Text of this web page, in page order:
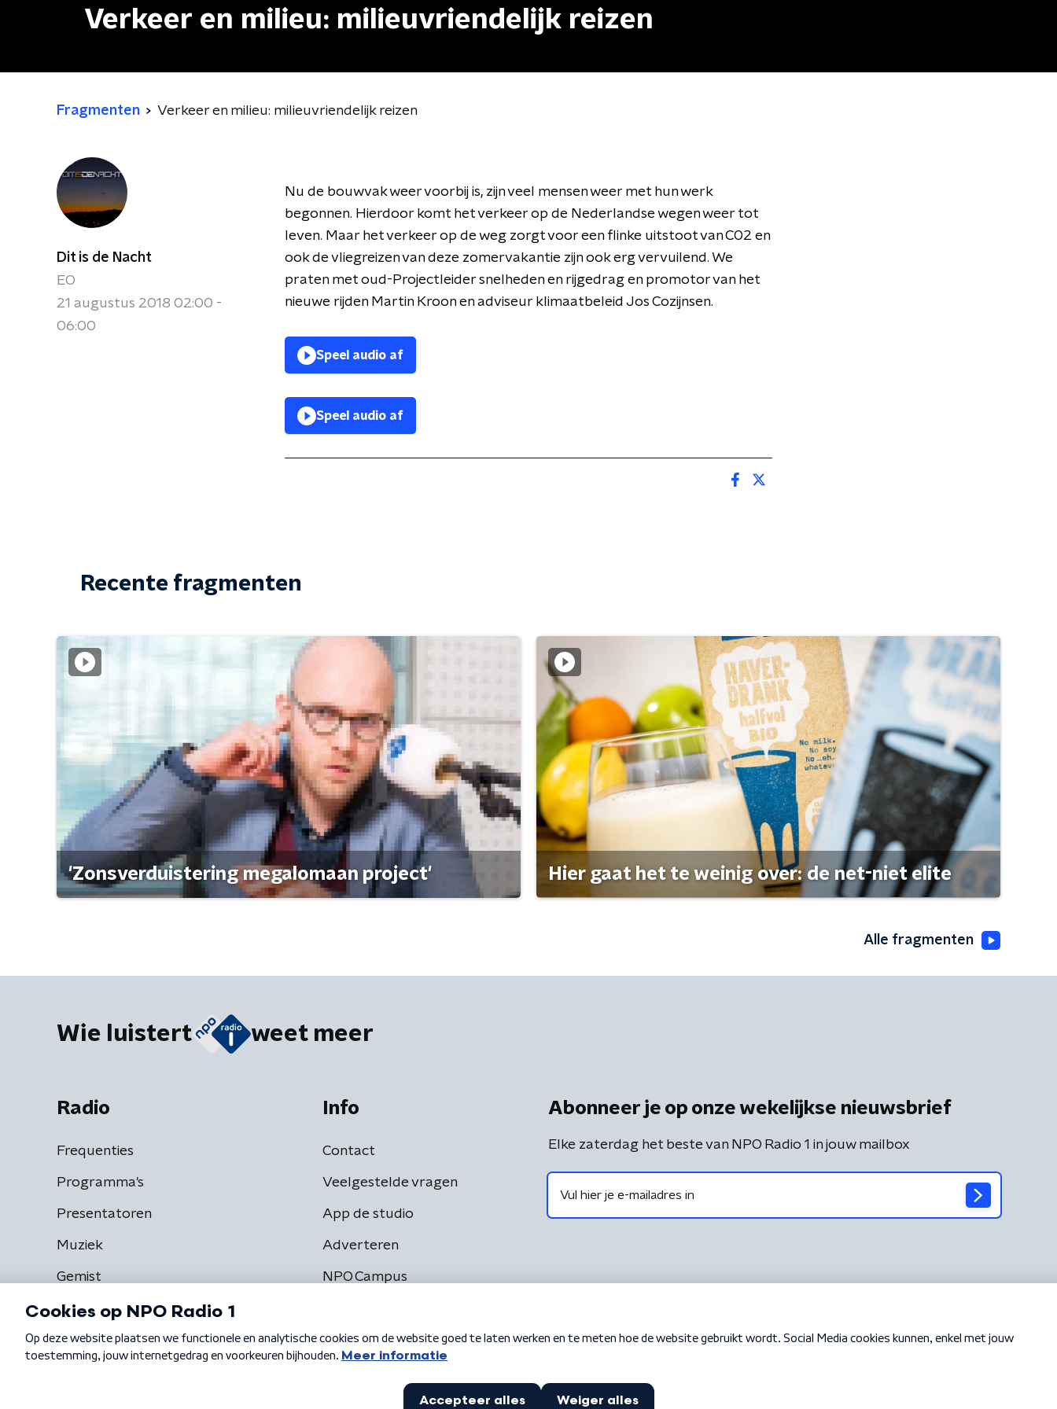
Verkeer en milieu: milieuvriendelijk reizen
Fragmenten Verkeer en milieu: milieuvriendelijk reizen
Dit is de Nacht
EO
21 augustus 2018 02:00 -
06:00
Nu de bouwvak weer voorbij is, zijn veel mensen weer met hun werk
begonnen. Hierdoor komt het verkeer op de Nederlandse wegen weer tot
leven. Maar het verkeer op de weg zorgt voor een flinke uitstoot van C02 en
ook de vliegreizen van deze zomervakantie zijn ook erg vervuilend. We
praten met oud-Projectleider snelheden en rijgedrag en promotor van het
nieuwe rijden Martin Kroon en adviseur klimaatbeleid Jos Cozijnsen.
Speel audio af
Speel audio af
Recente fragmenten
'Zonsverduistering megalomaan project' Hier gaat het te weinig over: de net-niet elite
Alle fragmenten
Wie luistert weet meer
Radio
Frequenties
Programma's
Presentatoren
Muziek
Gemist
Info
Contact
Veelgestelde vragen
App de studio
Adverteren
NPO Campus
Abonneer je op onze wekelijkse nieuwsbrief
Elke zaterdag het beste van NPO Radio 1 in jouw mailbox
Algemene voorwaarden Privacybeleid